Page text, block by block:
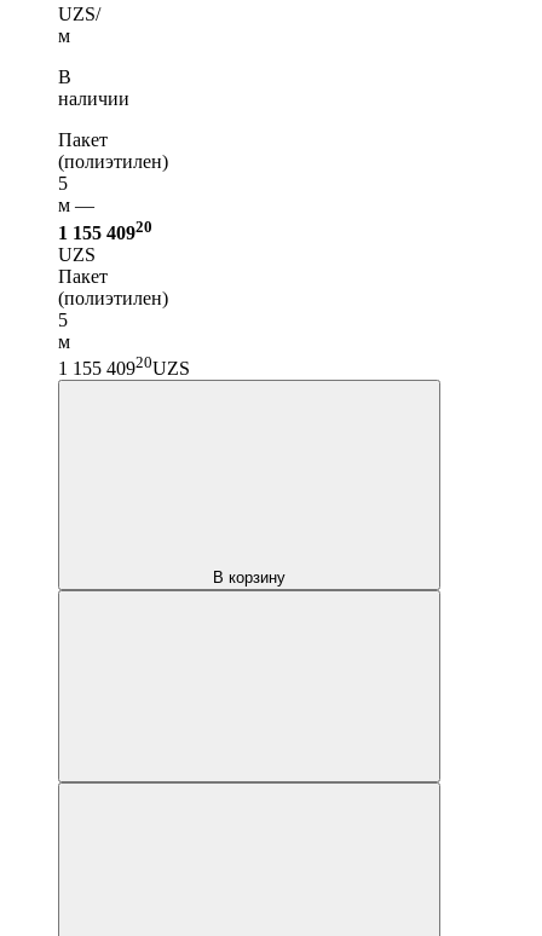
UZS/
м
В
наличии
Пакет
(полиэтилен)
5
м —
1 155 40920
UZS
Пакет
(полиэтилен)
5
м
1 155 40920UZS
В корзину